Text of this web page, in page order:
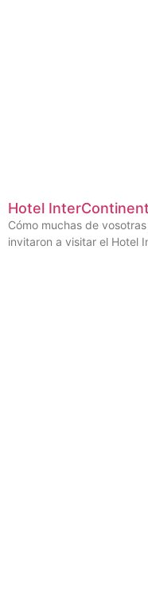
Hotel
Cómo muchas de
invitaron a visitar el Hotel